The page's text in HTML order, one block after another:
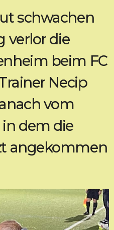
schwachen
verlor die
beim FC
Necip
vom
dem die
angekommen